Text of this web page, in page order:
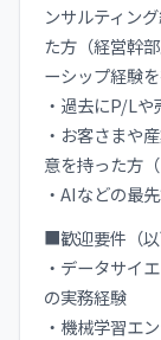
ンサルティン
た方（経営幹
ーシップ経験を
・過去にP/L
・お客さまや
意を持った方
・AIなどの最
■歓迎要件（以
・データサイ
の実務経験
・機械学習エ